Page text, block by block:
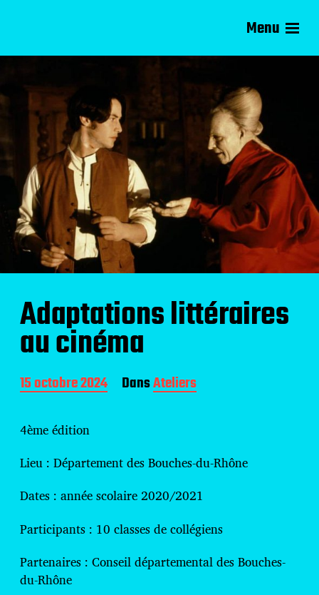
Menu
Adaptations littéraires
au cinéma
D
a
e
d
e
p
b
i
c
a
t
i
15 octobre 2024 DansAteliers
4ème édition
Lieu : Département des Bouches-du-Rhône
Dates : année scolaire 2020/2021
Participants : 10 classes de collégiens
Partenaires : Conseil départemental des Bouches-
du-Rhône